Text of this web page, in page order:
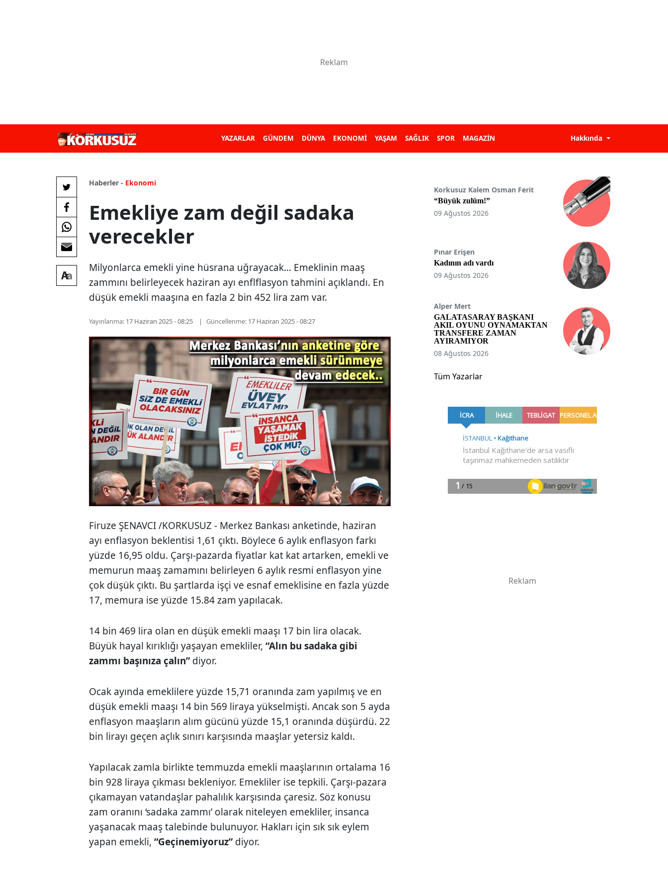
YAZARLAR GÜNDEM DÜNYA EKONOMİ YAŞAM SAĞLIK SPOR MAGAZİN Hakkında
Haberler - Ekonomi
Emekliye zam değil sadaka
verecekler
Milyonlarca emekli yine hüsrana uğrayacak... Emeklinin maaş
zammını belirleyecek haziran ayı enflflasyon tahmini açıklandı. En
düşük emekli maaşına en fazla 2 bin 452 lira zam var.
Yayınlanma: 17 Haziran 2025 - 08:25 Güncellenme: 17 Haziran 2025 - 08:27
Firuze ŞENAVCI /KORKUSUZ - Merkez Bankası anketinde, haziran
ayı enf­lasyon beklentisi 1,61 çıktı. Böylece 6 aylık enflasyon farkı
yüzde 16,95 oldu. Çarşı-pa­zarda fiyatlar kat kat artarken, emekli ve
memurun maaş zamamını belirleyen 6 aylık resmi enflasyon yine
çok düşük çıktı. Bu şartlarda işçi ve esnaf emeklisine en fazla yüzde
17, memura ise yüzde 15.84 zam yapılacak.
14 bin 469 lira olan en düşük emekli maaşı 17 bin lira olacak.
Büyük hayal kırıklığı yaşayan emekliler,“Alın bu sadaka gibi
zammı başınıza çalın”diyor.
Ocak ayında emeklilere yüzde 15,71 oranında zam yapılmış ve en
düşük emekli maaşı 14 bin 569 liraya yükselmişti. Ancak son 5 ayda
enflasyon maaşların alım gücünü yüzde 15,1 oranında düşürdü. 22
bin lirayı geçen açlık sınırı karşısında maaşlar yetersiz kaldı.
Yapılacak zamla birlikte temmuzda emekli maaşlarının ortalama 16
bin 928 liraya çıkması bekleniyor. Emekliler ise tepkili. Çarşı-pazara
çıkamayan vatandaşlar pahalılık karşısında çaresiz. Söz konusu
zam oranını ‘sadaka zammı’ olarak niteleyen emekliler, insanca
yaşanacak maaş talebinde bulunuyor. Hakları için sık sık eylem
yapan emekli,“Geçinemiyoruz”diyor.
Korkusuz Kalem Osman Ferit
“Büyük zulüm!”
09 Ağustos 2026
Pınar Erişen
Kadının adı vardı
09 Ağustos 2026
Alper Mert
GALATASARAY BAŞKANI
AKIL OYUNU OYNAMAKTAN
TRANSFERE ZAMAN
AYIRAMIYOR
08 Ağustos 2026
Tüm Yazarlar